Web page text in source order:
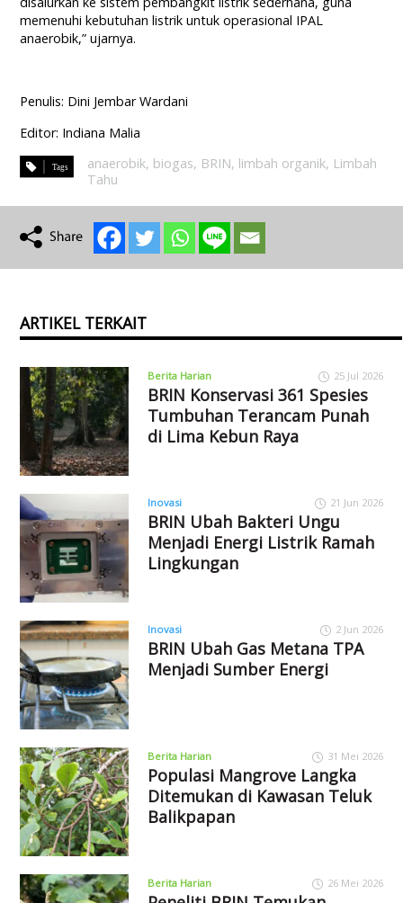
memenuhi kebutuhan listrik untuk operasional IPAL
anaerobik,” ujarnya.
Penulis: Dini Jembar Wardani
Editor: Indiana Malia
anaerobik, biogas, BRIN, limbah organik, Limbah
Tahu
ARTIKEL TERKAIT
Berita Harian 25 Jul 2026
BRIN Konservasi 361 Spesies
Tumbuhan Terancam Punah
di Lima Kebun Raya
Inovasi 21 Jun 2026
BRIN Ubah Bakteri Ungu
Menjadi Energi Listrik Ramah
Lingkungan
Inovasi 2 Jun 2026
BRIN Ubah Gas Metana TPA
Menjadi Sumber Energi
Berita Harian 31 Mei 2026
Populasi Mangrove Langka
Ditemukan di Kawasan Teluk
Balikpapan
Berita Harian 26 Mei 2026